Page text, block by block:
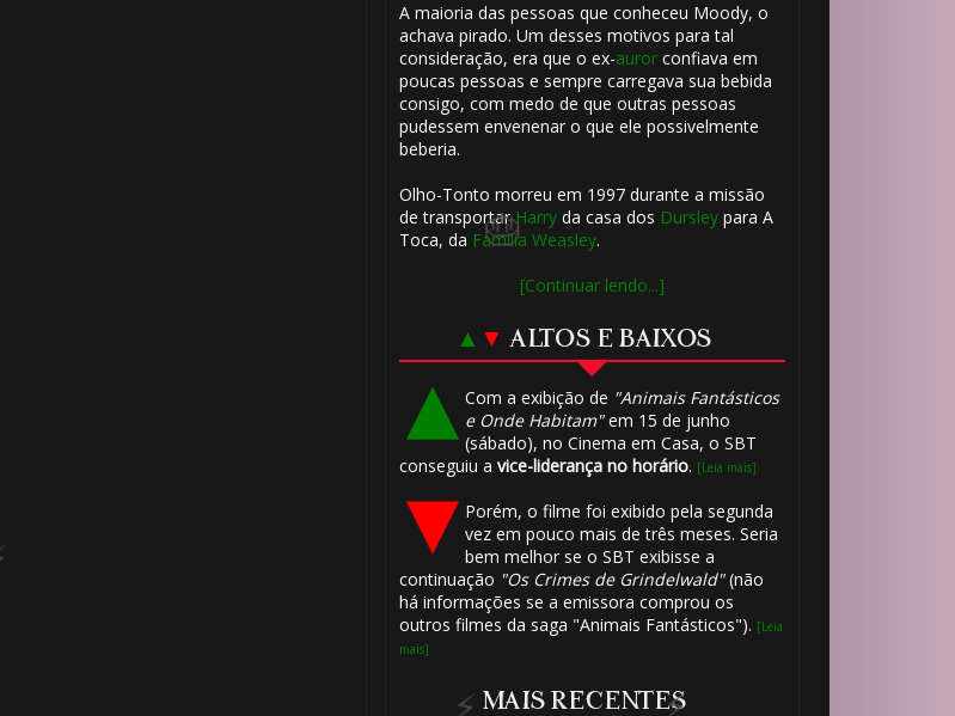
A maioria das pessoas que conheceu Moody, o
achava pirado. Um desses motivos para tal
consideração, era que o ex-aurorconfiava em
poucas pessoas e sempre carregava sua bebida
consigo, com medo de que outras pessoas
pudessem envenenar o que ele possivelmente
beberia.
Olho-Tonto morreu em 1997 durante a missão
de transportarHarryda casa dos Dursleypara A
Toca, da Família Weasley.
[Continuar lendo...]
▲ ▼ ALTOS E BAIXOS
Com a exibição de "Animais Fantásticos
e Onde Habitam"em 15 de junho
(sábado), no Cinema em Casa, o SBT
conseguiu a vice-liderança no horário. [Leia mais]
Porém, o filme foi exibido pela segunda
vez em pouco mais de três meses. Seria
bem melhor se o SBT exibisse a
continuação "Os Crimes de Grindelwald"(não
há informações se a emissora comprou os
outros filmes da saga "Animais Fantásticos"). [Leia
mais]
MAIS RECENTES
⚡
🎈